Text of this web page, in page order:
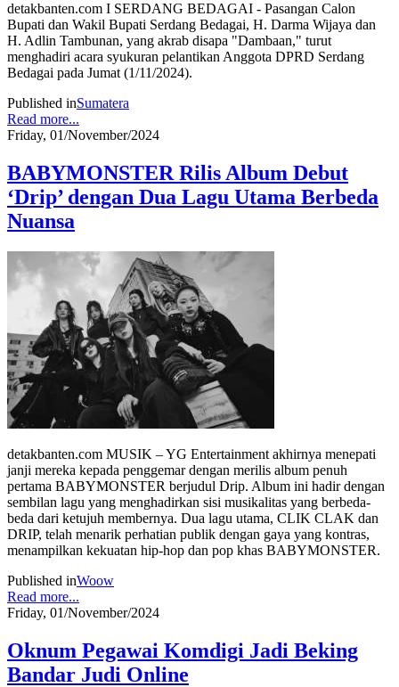
detakbanten.com I SERDANG BEDAGAI - Pasangan Calon
Bupati dan Wakil Bupati Serdang Bedagai, H. Darma Wijaya dan
H. Adlin Tambunan, yang akrab disapa "Dambaan," turut
menghadiri acara syukuran pelantikan Anggota DPRD Serdang
Bedagai pada Jumat (1/11/2024).
Published inSumatera
Read more...
Friday, 01/November/2024
BABYMONSTER Rilis Album Debut
‘Drip’ dengan Dua Lagu Utama Berbeda
Nuansa
detakbanten.com MUSIK – YG Entertainment akhirnya menepati
janji mereka kepada penggemar dengan merilis album penuh
pertama BABYMONSTER berjudul Drip. Album ini hadir dengan
sembilan lagu yang menghadirkan sisi musikalitas yang berbeda-
beda dari ketujuh membernya. Dua lagu utama, CLIK CLAK dan
DRIP, telah menarik perhatian publik dengan gaya yang kontras,
menampilkan kekuatan hip-hop dan pop khas BABYMONSTER.
Published inWoow
Read more...
Friday, 01/November/2024
Oknum Pegawai Komdigi Jadi Beking
Bandar Judi Online